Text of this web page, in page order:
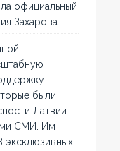
официальный
Захарова.
были
Латвии
СМИ. Им
эксклюзивных